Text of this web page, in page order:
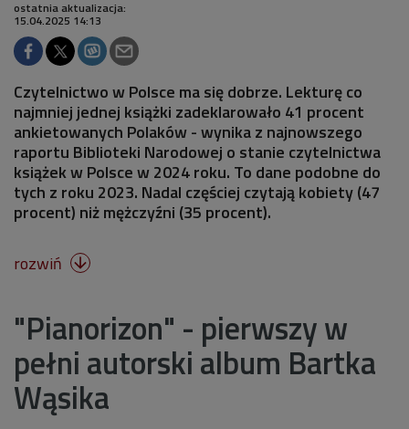
ostatnia aktualizacja:
15.04.2025 14:13
Czytelnictwo w Polsce ma się dobrze. Lekturę co
najmniej jednej książki zadeklarowało 41 procent
ankietowanych Polaków - wynika z najnowszego
raportu Biblioteki Narodowej o stanie czytelnictwa
książek w Polsce w 2024 roku. To dane podobne do
tych z roku 2023. Nadal częściej czytają kobiety (47
procent) niż mężczyźni (35 procent).
rozwiń 
"Pianorizon" - pierwszy w
pełni autorski album Bartka
Wąsika